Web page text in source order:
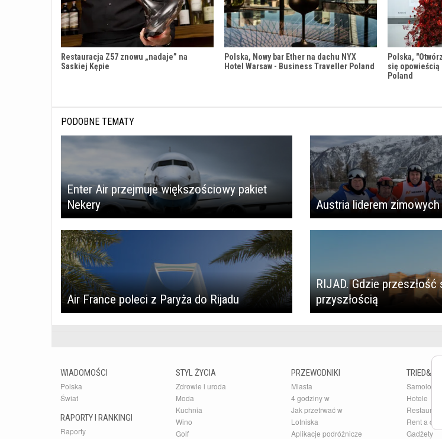
Restauracja Z57 znowu „nadaje” na
Saskiej Kępie
Polska, Nowy bar Ether na dachu NYX
Hotel Warsaw - Business Traveller Poland
Polska,
się
Poland
PODOBNE TEMATY
Enter Air przejmuje większościowy pakiet
Nekery
Austria liderem
Air France poleci z Paryża do Rijadu
RIJAD. Gdzie
przyszłością
WIADOMOŚCI
Polska
Świat
RAPORTY I RANKINGI
Raporty
STYL ŻYCIA
Zdrowie i uroda
Moda
Kuchnia
Wino
Golf
PRZEWODNIKI
Miasta
4 godziny w
Jak przetrwać w
Lotniska
Aplikacje podróżnicze
Samoloty
Hotele
Restauracje
Rent a car
Gadżety